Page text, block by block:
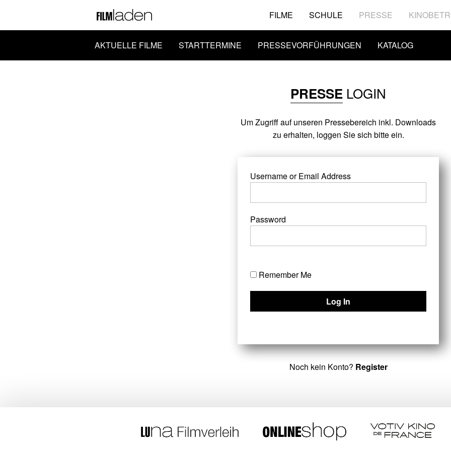
FILME SCHULE PRESSE
AKTUELLE FILME STARTTERMINE PRESSEVORFÜHRUNGEN KATALOG
PRESSE LOGIN
Um Zugriff auf unseren Pressebereich inkl. Downloads
zu erhalten, loggen Sie sich bitte ein.
Username or Email Address
Password
Remember Me
Noch kein Konto? Register